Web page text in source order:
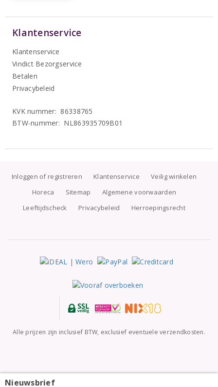
Riedel Vivant Whiskyglas en waterglas (set van 4 voor
Klantenservice
Klantenservice
Vindict Bezorgservice
Betalen
Privacybeleid
KVK nummer: 86338765
BTW-nummer: NL863935709B01
Inloggen of registreren Klantenservice
Veilig winkelen
Horeca
Sitemap
Algemene voorwaarden
Leeftijdscheck
Privacybeleid Herroepingsrecht
Alle prijzen zijn inclusief BTW, exclusief eventuele verzendkosten.
Nieuwsbrief